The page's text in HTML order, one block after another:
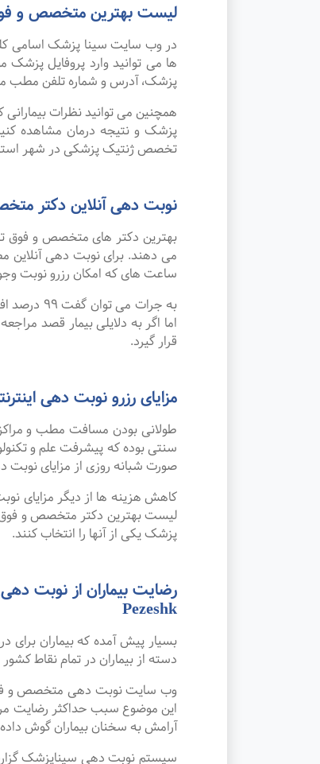
لیست بهترین متخصص و
در وب سایت سینا پزشک اسامی
ها می توانید وارد پروفایل
پزشک، آدرس و شماره تلفن مطب
همچنین می توانید نظرات
پزشک و نتیجه درمان مشاهده
تخصص ژنتیک پزشکی در شهر
نوبت دهی آنلاین دکتر
بهترین دکتر های متخصص و فوق
می دهند. برای نوبت دهی آنلاین
ساعت های که امکان رزرو نوبت
به
اما اگر به دلایلی بیمار قصد
قرار گیرد.
مزایای رزرو نوبت دهی
طولانی بودن مسافت مطب و
صورت شبانه روزی از مزایای نوبت
کاهش هزینه ها از دیگر مزایای
لیست بهترین دکتر متخصص و فوق
پزشک یکی از آنها را انتخاب کنند.
Pezeshk
بسیار پیش آمده که بیماران
دسته از بیماران در تمام نقاط
وب سایت نوبت دهی متخصص و فوق
این موضوع سبب حداکثر رضایت
آرامش به سخنان بیماران گوش
سیستم نوبت دهی سیناپزشک